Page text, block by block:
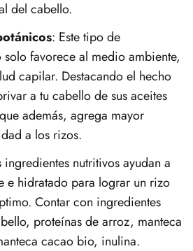
del cabello.
: Este tipo de
solo favorece al medio ambiente,
capilar. Destacando el hecho
a tu cabello de sus aceites
además, agrega mayor
a los rizos.
ingredientes nutritivos ayudan a
e hidratado para lograr un rizo
Contar con ingredientes
proteínas de arroz, manteca
cacao bio, inulina.